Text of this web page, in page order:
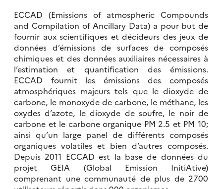
ECCAD (Emissions of atmospheric Compounds
and Compilation of Ancillary Data) a pour but de
fournir aux scientifiques et décideurs des jeux de
données d’émissions de surfaces de composés
chimiques et des données auxiliaires nécessaires à
l’estimation et quantification des émissions.
ECCAD fournit les émissions des composés
atmosphériques majeurs tels que le dioxyde de
carbone, le monoxyde de carbone, le méthane, les
oxydes d’azote, le dioxyde de soufre, le noir de
carbone et le carbone organique PM 2.5 et PM 10;
ainsi qu’un large panel de différents composés
organiques volatiles et bien d’autres composés.
Depuis 2011 ECCAD est la base de données du
projet GEIA (Global Emission InitiAtive)
comprenant une communauté de plus de 2700